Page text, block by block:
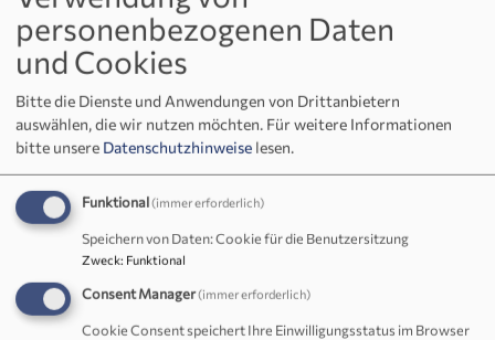
Die
aktuellen Termine
finden Sie in einer längeren
Vorausschau automatisch
eingeblendet rechts unter den
evangelischen Terminen aufdieser
Seite hier oder den aktuellsten Termin
rechts auf unsererHauptseite.
personenbezogenen Daten
und Cookies
Bitte die Dienste und Anwendungen von Drittanbietern
auswählen, die wir nutzen möchten. Für weitere Informationen
bitte unsere Datenschutzhinweise lesen.
Funktional(immer erforderlich)
Speichern von Daten: Cookie für die Benutzersitzung
Zweck: Funktional
Consent Manager(immer erforderlich)
Cookie Consent speichert Ihre Einwilligungsstatus im Browser